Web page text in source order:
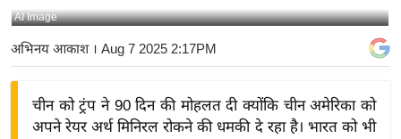
य
बि
ज़
AI Image
अभिनय आकाश। Aug 7 2025 2:17PM
चीन को ट्रंप ने 90 दिन की मोहलत दी क्योंकि चीन अमेरिका को
अपने रेयर अर्थ मिनिरल रोकने की धमकी दे रहा है। भारत को भी